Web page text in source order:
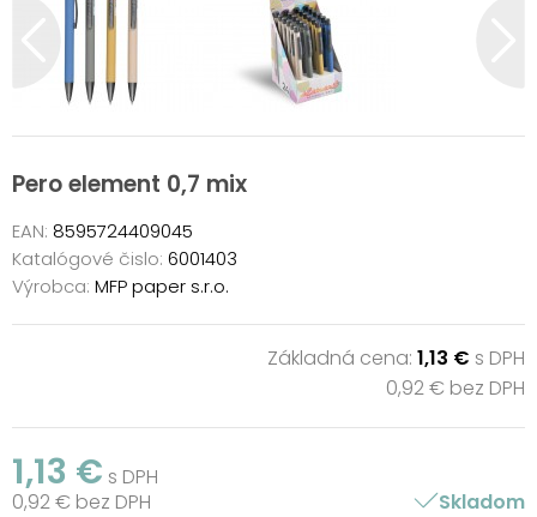
Pero element 0,7 mix
EAN: 8595724409045
Katalógové čislo: 6001403
Výrobca: MFP paper s.r.o.
Základná cena: 1,13 € s DPH
0,92 € bez DPH
1,13 € s DPH
0,92 € bez DPH
Skladom